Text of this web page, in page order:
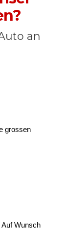
an
grossen
Auf Wunsch